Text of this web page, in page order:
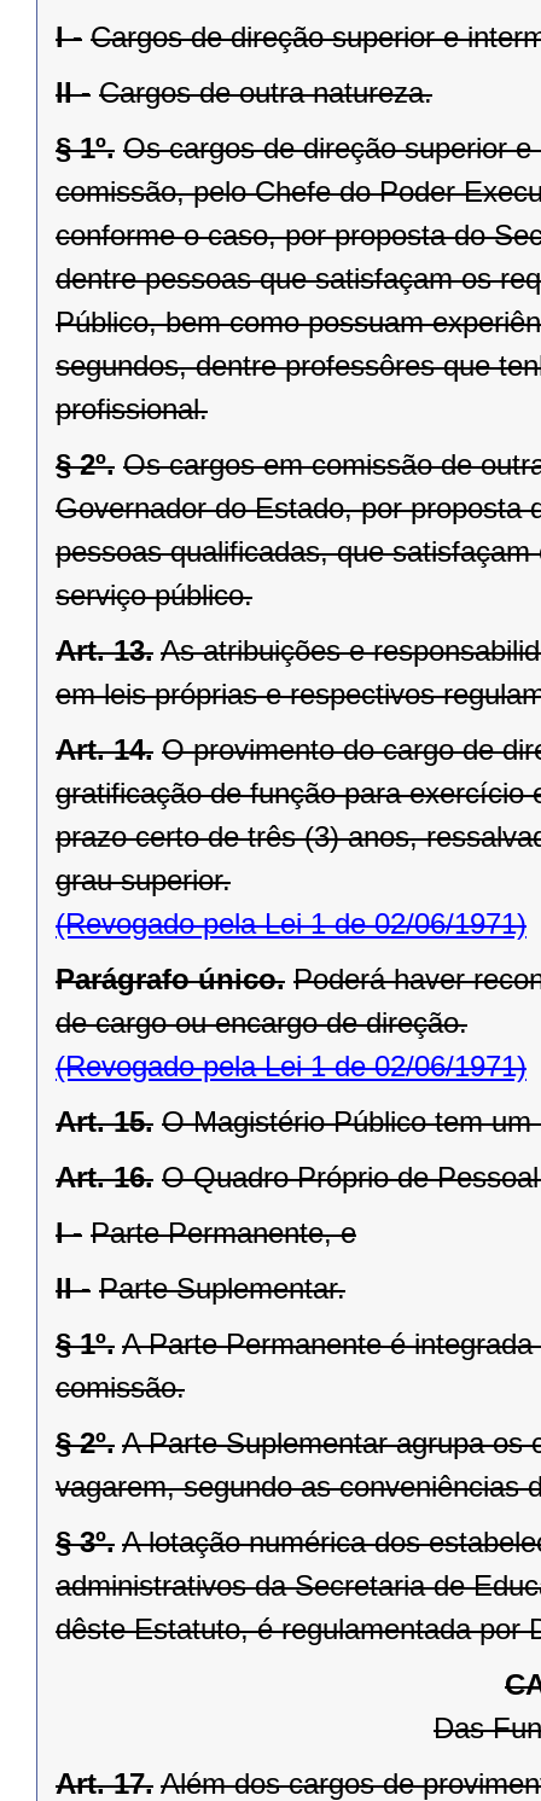
I - Cargos de direção superior e
II - Cargos de outra natureza.
§ 1º. Os cargos de direção superior
comissão, pelo Chefe do Poder
conforme o caso, por proposta do
dentre pessoas que satisfaçam os
Público, bem como possuam
segundos, dentre professôres que
profissional.
§ 2º. Os cargos em comissão de
Governador do Estado, por proposta
pessoas qualificadas, que
serviço público.
Art. 13. As atribuições e
em leis próprias e respectivos
Art. 14. O provimento do cargo de
gratificação de função para exercício
prazo certo de três (3) anos,
grau superior.
(Revogado pela Lei 1 de 02/06/1971)
Parágrafo único. Poderá haver
de cargo ou encargo de direção.
(Revogado pela Lei 1 de 02/06/1971)
Art. 15. O Magistério Público tem
Art. 16. O Quadro Próprio de
I - Parte Permanente, e
II - Parte Suplementar.
§ 1º. A Parte Permanente é
comissão.
§ 2º. A Parte Suplementar agrupa os
vagarem, segundo as conveniências
§ 3º. A lotação numérica dos
administrativos da Secretaria de
dêste Estatuto, é regulamentada por
Das
Art. 17. Além dos cargos de